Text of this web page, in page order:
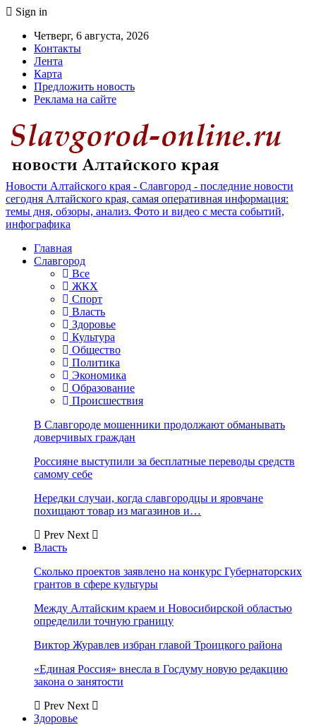
Sign in
Четверг, 6 августа, 2026
Контакты
Лента
Карта
Предложить новость
Реклама на сайте
Новости Алтайского края - Славгород - последние новости
сегодня Алтайского края, самая оперативная информация:
темы дня, обзоры, анализ. Фото и видео с места событий,
инфографика
Главная
Славгород
Все
ЖКХ
Спорт
Власть
Здоровье
Культура
Общество
Политика
Экономика
Образование
Происшествия
В Славгороде мошенники продолжают обманывать
доверчивых граждан
Россияне выступили за бесплатные переводы средств
самому себе
Нередки случаи, когда славгородцы и яровчане
похищают товар из магазинов и…
Prev Next
Власть
Сколько проектов заявлено на конкурс Губернаторских
грантов в сфере культуры
Между Алтайским краем и Новосибирской областью
определили точную границу
Виктор Журавлев избран главой Троицкого района
«Единая Россия» внесла в Госдуму новую редакцию
закона о занятости
Prev Next
Здоровье